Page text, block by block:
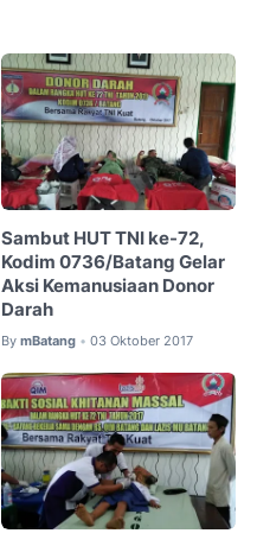
Sambut HUT TNI ke-72,
Kodim 0736/Batang Gelar
Aksi Kemanusiaan Donor
Darah
By mBatang • 03 Oktober 2017